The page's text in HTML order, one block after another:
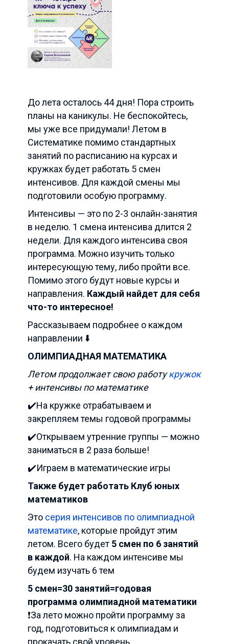
До лета осталось 44 дня! Пора строить
планы на каникулы. Не беспокойтесь,
мы уже все придумали! Летом в
Систематике помимо стандартных
занятий по расписанию на курсах и
кружках будет работать 5 смен
интенсивов. Для каждой смены мы
подготовили особую программу.
Интенсивы — это по 2-3 онлайн-занятия
в неделю. 1 смена интенсива длится 2
недели. Для каждого интенсива своя
программа. Можно изучить только
интересующую тему, либо пройти все.
Помимо этого будут новые курсы и
направления. Каждый найдет для себя
что-то интересное!
Рассказываем подробнее о каждом
направлении ⬇️
ОЛИМПИАДНАЯ МАТЕМАТИКА
Летом продолжает свою работукружок
+ интенсивы по математике
✔️На кружке отрабатываем и
закрепляем темы годовой программы
✔️Открываем утренние группы — можно
заниматься в 2 раза больше!
✔️Играем в математические игры
Также будет работать Клуб юных
математиков
Это серия интенсивов по олимпиадной
математике, которые пройдут этим
летом. Всего будет 5 смен по 6 занятий
в каждой. На каждом интенсиве мы
будем изучать 6 тем
5 смен=30 занятий=годовая
программа олимпиадной математики
❗️За лето можно пройти программу за
год, подготовиться к олимпиадам и
прокачать свой уровень.